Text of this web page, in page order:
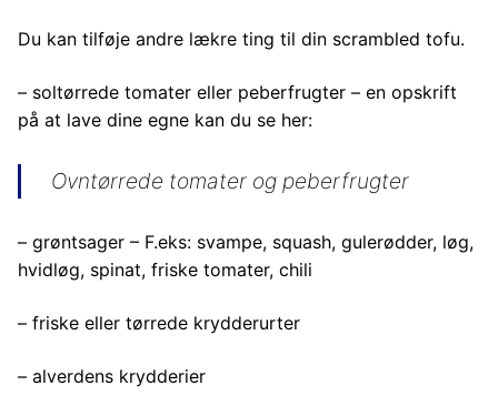
Du kan tilføje andre lækre ting til din scrambled tofu.
– soltørrede tomater eller peberfrugter – en opskrift
på at lave dine egne kan du se her:
Ovntørrede tomater og peberfrugter
– grøntsager – F.eks: svampe, squash, gulerødder, løg,
hvidløg, spinat, friske tomater, chili
– friske eller tørrede krydderurter
– alverdens krydderier